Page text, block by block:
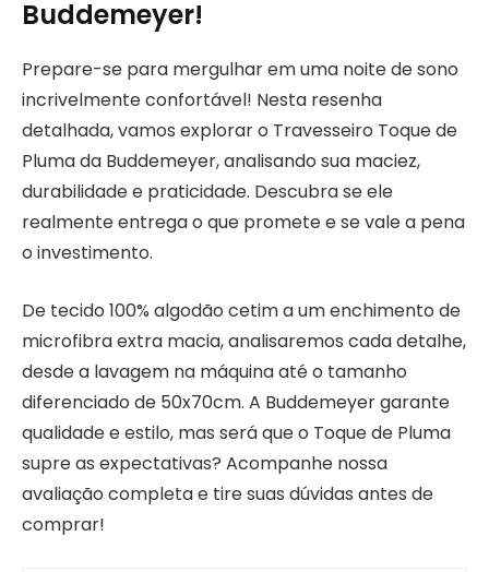
Buddemeyer!
Prepare-se para mergulhar em uma noite de sono
incrivelmente confortável! Nesta resenha
detalhada, vamos explorar o Travesseiro Toque de
Pluma da Buddemeyer, analisando sua maciez,
durabilidade e praticidade. Descubra se ele
realmente entrega o que promete e se vale a pena
o investimento.
De tecido 100% algodão cetim a um enchimento de
microfibra extra macia, analisaremos cada detalhe,
desde a lavagem na máquina até o tamanho
diferenciado de 50x70cm. A Buddemeyer garante
qualidade e estilo, mas será que o Toque de Pluma
supre as expectativas? Acompanhe nossa
avaliação completa e tire suas dúvidas antes de
comprar!